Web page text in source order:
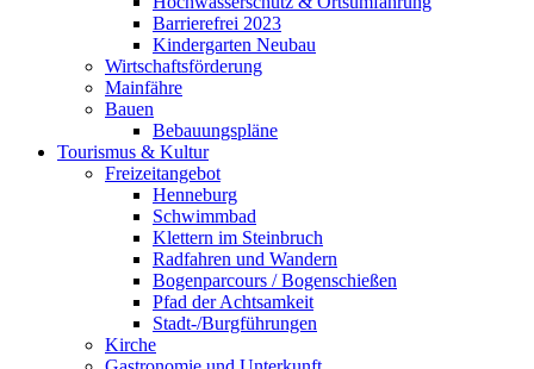
Barrierefrei 2023
Kindergarten Neubau
Wirtschaftsförderung
Mainfähre
Bauen
Bebauungspläne
Tourismus & Kultur
Freizeitangebot
Henneburg
Schwimmbad
Klettern im Steinbruch
Radfahren und Wandern
Bogenparcours / Bogenschießen
Pfad der Achtsamkeit
Stadt-/Burgführungen
Kirche